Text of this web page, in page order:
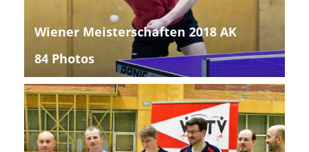
Wiener Meisterschaften 2018 AK
84 Photos